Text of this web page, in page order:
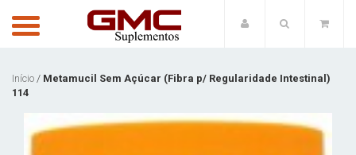
Início / Metamucil Sem Açúcar (Fibra p/ Regularidade Intestinal)
114